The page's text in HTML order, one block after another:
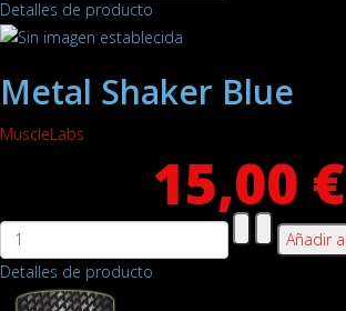
Detalles de producto
Metal Shaker Blue
MuscleLabs
15,00 €
Detalles de producto